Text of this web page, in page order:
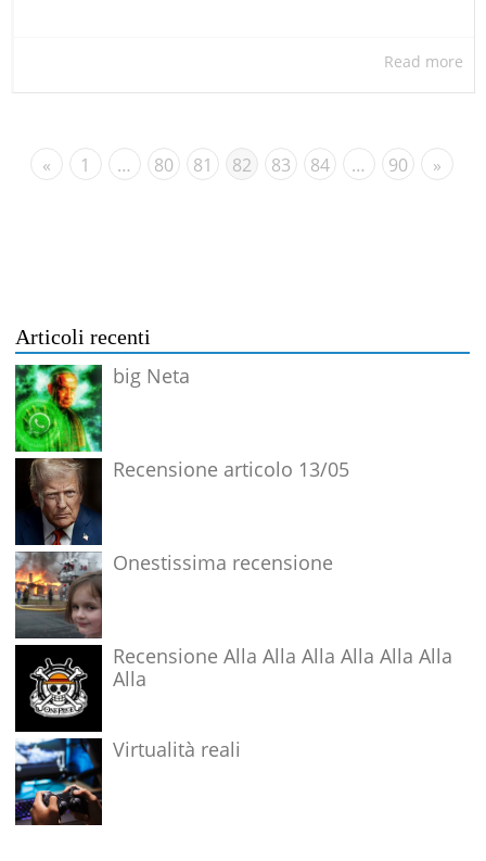
Read more
« 1 … 80 81 82 83 84 … 90 »
Articoli recenti
big Neta
Recensione articolo 13/05
Onestissima recensione
Recensione Alla Alla Alla Alla Alla Alla
Alla
Virtualità reali